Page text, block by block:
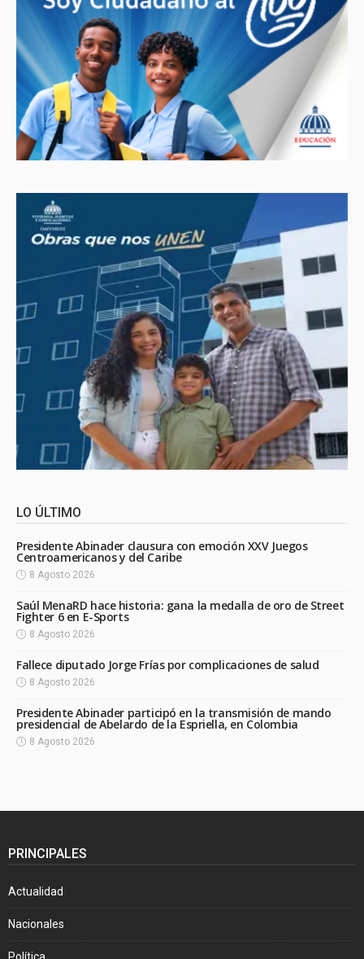
LO ÚLTIMO
Presidente Abinader clausura con emoción XXV Juegos
Centroamericanos y del Caribe
8 Agosto 2026
Saúl MenaRD hace historia: gana la medalla de oro de Street
Fighter 6 en E-Sports
8 Agosto 2026
Fallece diputado Jorge Frías por complicaciones de salud
8 Agosto 2026
Presidente Abinader participó en la transmisión de mando
presidencial de Abelardo de la Espriella, en Colombia
8 Agosto 2026
PRINCIPALES
Actualidad
Nacionales
Política